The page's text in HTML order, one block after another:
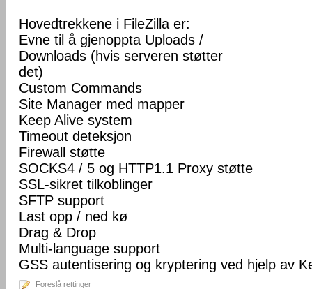
Hovedtrekkene i FileZilla er:
Evne til å gjenoppta Uploads /
Downloads (hvis serveren støtter
det)
Custom Commands
Site Manager med mapper
Keep Alive system
Timeout deteksjon
Firewall støtte
SOCKS4 / 5 og HTTP1.1 Proxy støtte
SSL-sikret tilkoblinger
SFTP support
Last opp / ned kø
Drag & Drop
Multi-language support
GSS autentisering og kryptering ved hjelp av
Foreslå rettinger